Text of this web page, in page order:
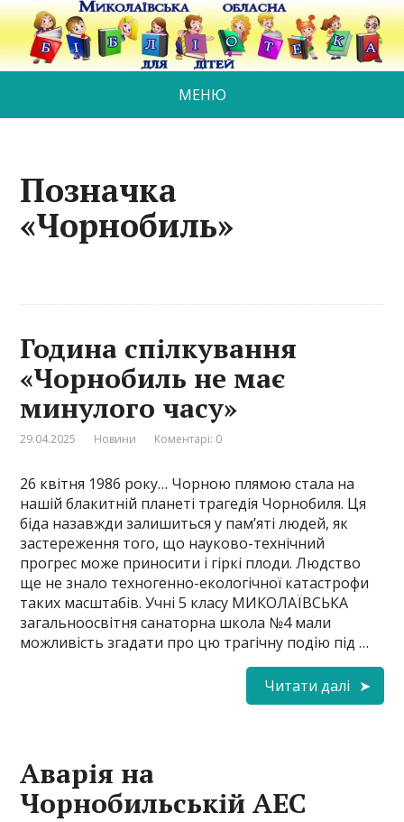
МЕНЮ
Позначка
«Чорнобиль»
Година спілкування
«Чорнобиль не має
минулого часу»
29.04.2025 Новини Коментарі: 0
26 квітня 1986 року… Чорною плямою стала на
нашій блакитній планеті трагедія Чорнобиля. Ця
біда назавжди залишиться у пам’яті людей, як
застереження того, що науково-технічний
прогрес може приносити і гіркі плоди. Людство
ще не знало техногенно-екологічної катастрофи
таких масштабів. Учні 5 класу МИКОЛАЇВСЬКА
загальноосвітня санаторна школа №4 мали
можливість згадати про цю трагічну подію під …
Читати далі
Аварія на
Чорнобильській АЕС